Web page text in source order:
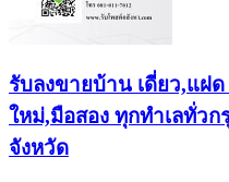
รับลงขายบ้าน เดี่ยว,แฝ
ใหม่,มือสอง ทุกทำเลทั่ว
จังหวัด